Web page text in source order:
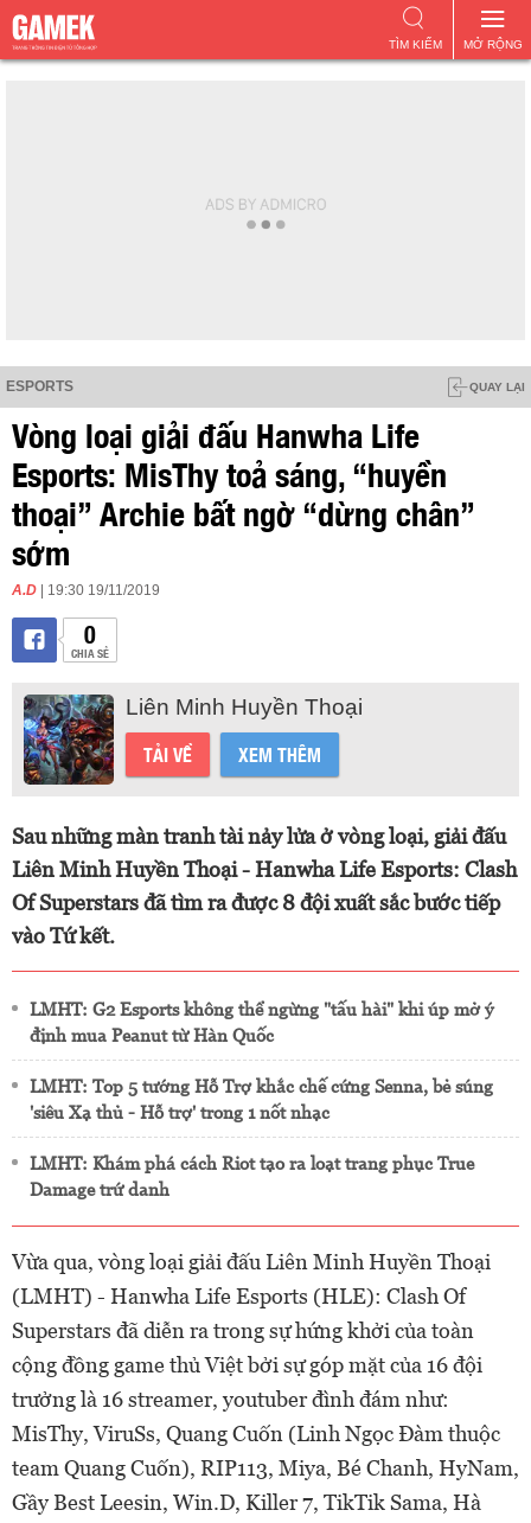
MỞ RỘNG
TÌM KIẾM
ESPORTS QUAY LẠI
Vòng loại giải đấu Hanwha Life
Esports: MisThy toả sáng, “huyền
thoại” Archie bất ngờ “dừng chân”
sớm
A.D | 19:30 19/11/2019
0
CHIA SẺ
Liên Minh Huyền Thoại
TẢI VỀ XEM THÊM
Sau những màn tranh tài nảy lửa ở vòng loại, giải đấu
Liên Minh Huyền Thoại - Hanwha Life Esports: Clash
Of Superstars đã tìm ra được 8 đội xuất sắc bước tiếp
vào Tứ kết.
LMHT: G2 Esports không thể ngừng "tấu hài" khi úp mở ý
định mua Peanut từ Hàn Quốc
LMHT: Top 5 tướng Hỗ Trợ khắc chế cứng Senna, bẻ súng
'siêu Xạ thủ - Hỗ trợ' trong 1 nốt nhạc
LMHT: Khám phá cách Riot tạo ra loạt trang phục True
Damage trứ danh
Vừa qua, vòng loại giải đấu Liên Minh Huyền Thoại
(LMHT) - Hanwha Life Esports (HLE): Clash Of
Superstars đã diễn ra trong sự hứng khởi của toàn
cộng đồng game thủ Việt bởi sự góp mặt của 16 đội
trưởng là 16 streamer, youtuber đình đám như:
MisThy, ViruSs, Quang Cuốn (Linh Ngọc Đàm thuộc
team Quang Cuốn), RIP113, Miya, Bé Chanh, HyNam,
Gầy Best Leesin, Win.D, Killer 7, TikTik Sama, Hà